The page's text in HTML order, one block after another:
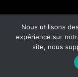
Nous utilisons
expérience sur
site, nous